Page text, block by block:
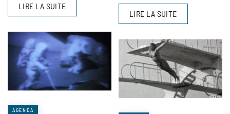
LIRE LA SUITE
AGENDA
LIRE LA SUITE